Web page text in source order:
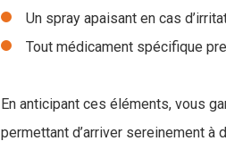
Un spray apaisant en cas
Tout médicament spécifique
En anticipant ces éléments, vous
permettant d’arriver sereinement à